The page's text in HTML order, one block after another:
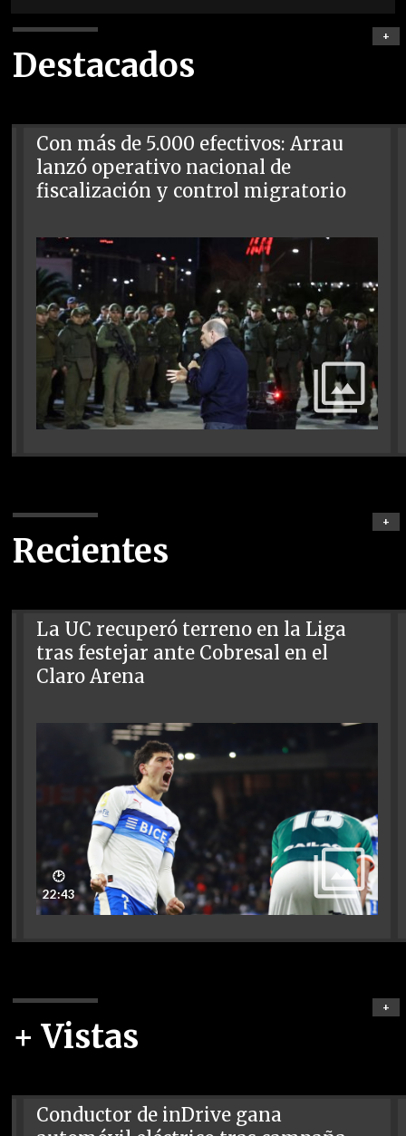
Destacados
+
Con más de 5.000 efectivos: Arrau
lanzó operativo nacional de
fiscalización y control migratorio
Recientes
+
La UC recuperó terreno en la Liga
tras festejar ante Cobresal en el
Claro Arena
🕑
22:43
+ Vistas
+
Conductor de inDrive gana